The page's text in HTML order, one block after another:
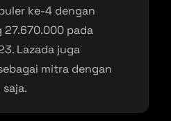
ke-4 dengan
pada
Lazada juga
mitra dengan